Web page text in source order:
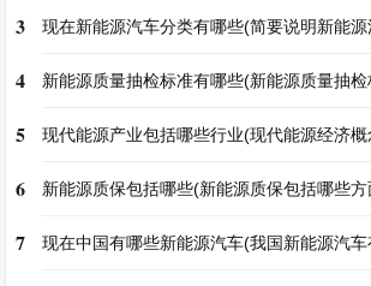
3 现在新能源汽车分类有哪些(简要说明新能
4 新能源质量抽检标准有哪些(新能源质量抽
5 现代能源产业包括哪些行业(现代能源经济概
6 新能源质保包括哪些(新能源质保包括哪些方
7 现在中国有哪些新能源汽车(我国新能源汽